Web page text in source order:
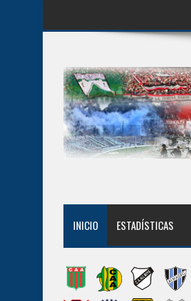
INICIO ESTADÍSTICAS